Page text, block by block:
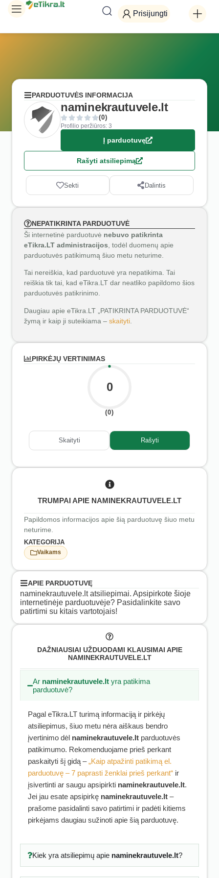
Prisijungti
PARDUOTUVĖS INFORMACIJA
naminekrautuvele.lt
(0)
Profilio peržiūros: 3
Į parduotuvę
Rašyti atsiliepimą
Sekti Dalintis
NEPATIKRINTA PARDUOTUVĖ
Ši internetinė parduotuvė nebuvo patikrinta
eTikra.LT administracijos , todėl duomenų apie
parduotuvės patikimumą šiuo metu neturime.
Tai nereiškia, kad parduotuvė yra nepatikima. Tai
reiškia tik tai, kad eTikra.LT dar neatliko papildomo šios
parduotuvės patikrinimo.
Daugiau apie eTikra.LT „PATIKRINTA PARDUOTUVĖ“
žymą ir kaip ji suteikiama – skaityti
PIRKĖJŲ VERTINIMAS
0
(0)
Skaityti Rašyti
TRUMPAI APIE NAMINEKRAUTUVELE.LT
Papildomos informacijos apie šią parduotuvę šiuo metu
neturime.
KATEGORIJA
Vaikams
APIE PARDUOTUVĘ
naminekrautuvele.lt atsiliepimai. Apsipirkote šioje
internetinėje parduotuvėje? Pasidalinkite savo
patirtimi su kitais vartotojais!
DAŽNIAUSIAI UŽDUODAMI KLAUSIMAI APIE
NAMINEKRAUTUVELE.LT
Ar naminekrautuvele.lt yra patikima
parduotuvė?
Pagal eTikra.LT turimą informaciją ir pirkėjų
atsiliepimus, šiuo metu nėra aiškaus bendro
įvertinimo dėl naminekrautuvele.lt parduotuvės
patikimumo. Rekomenduojame prieš perkant
paskaityti šį gidą –„Kaip atpažinti patikimą el.
parduotuvę – 7 paprasti ženklai prieš perkant“ ir
įsivertinti ar saugu apsipirkti naminekrautuvele.lt.
Jei jau esate apsipirkę naminekrautuvele.lt –
prašome pasidalinti savo patirtimi ir padėti kitiems
pirkėjams daugiau sužinoti apie šią parduotuvę.
Kiek yra atsiliepimų apie naminekrautuvele.lt?